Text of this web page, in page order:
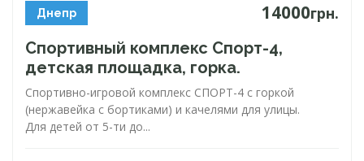
Днепр 14000грн.
Спортивный комплекс Спорт-4,
детская площадка, горка.
Спортивно-игровой комплекс СПОРТ-4 с горкой
(нержавейка с бортиками) и качелями для улицы.
Для детей от 5-ти до...